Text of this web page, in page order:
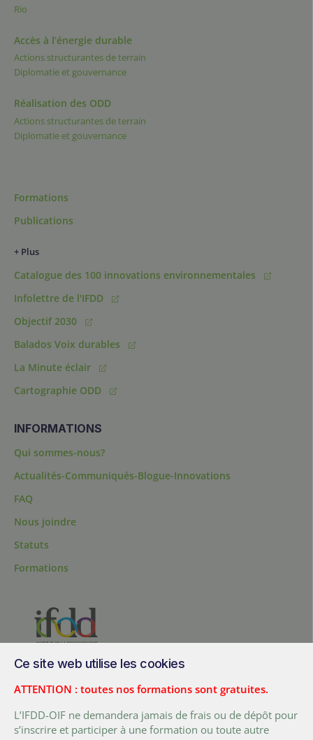
Rio
Accès à l’énergie durable
Actions structurantes de terrain
Diplomatie et gouvernance
Réalisation des ODD
Actions structurantes de terrain
Diplomatie et gouvernance
Formations
Publications
+ Plus
Catalogue des 100 innovations environnementales
Infolettre de l'IFDD
Objectif 2030
Balados Voix durables
La Minute éclair
Cartographie ODD
INFORMATIONS
Qui sommes-nous?
Actualités-Communiqués-Blogue-Innovations
FAQ
Nous joindre
Statuts
Formations
Canada
Tél. :+ (1) 418 692 5727
Fax :+ (1) 418 692 5644
Ce site web utilise les cookies
ATTENTION : toutes nos formations sont gratuites.
L’IFDD-OIF ne demandera jamais de frais ou de dépôt pour
s’inscrire et participer à une formation ou toute autre